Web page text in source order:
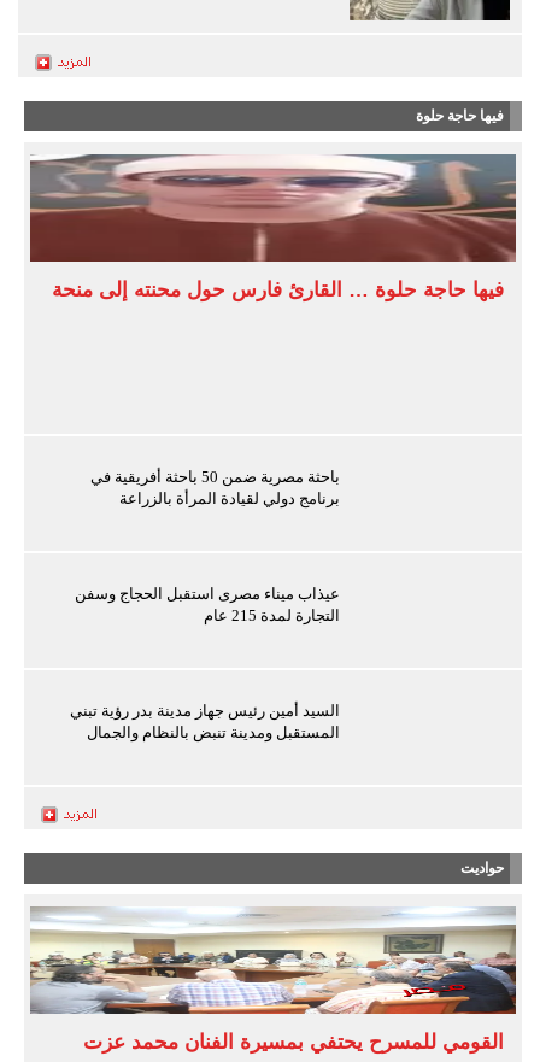
فيها حاجة حلوة
فيها حاجة حلوة … القارئ فارس حول محنته إلى منحة
باحثة مصرية ضمن 50 باحثة أفريقية في
برنامج دولي لقيادة المرأة بالزراعة
عيذاب ميناء مصرى استقبل الحجاج وسفن
التجارة لمدة 215 عام
السيد أمين رئيس جهاز مدينة بدر رؤية تبني
المستقبل ومدينة تنبض بالنظام والجمال
حواديت
القومي للمسرح يحتفي بمسيرة الفنان محمد عزت